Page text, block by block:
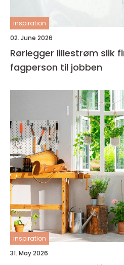
inspiration
02. June 2026
Rørlegger lillestrøm slik finner du riktig
fagperson til jobben
inspiration
31. May 2026